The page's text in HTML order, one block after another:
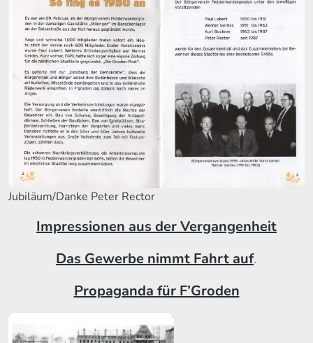
Jubiläum/Danke Peter Rector
Impressionen aus der Vergangenheit
Das Gewerbe nimmt Fahrt auf.
Propaganda für F’Groden